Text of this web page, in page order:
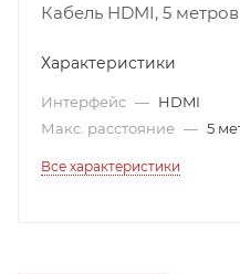
Кабель HDMI, 5 метров
Характеристики
Интерфейс — HDMI
Макс. расстояние — 5
Все характеристики